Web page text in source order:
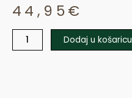
44,95 €
Blaser
Dodaj u košaricu